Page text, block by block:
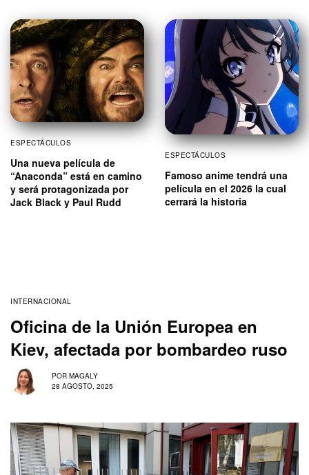
ESPECTÁCULOS
Una nueva película de
“Anaconda” está en camino
y será protagonizada por
Jack Black y Paul Rudd
ESPECTÁCULOS
Famoso anime tendrá una
película en el 2026 la cual
cerrará la historia
INTERNACIONAL
Oficina de la Unión Europea en
Kiev, afectada por bombardeo ruso
POR MAGALY
28 AGOSTO, 2025